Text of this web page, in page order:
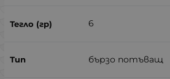
6
бързо потъващ